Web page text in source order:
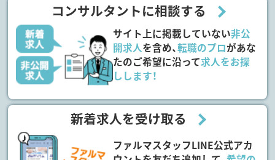
コンサルタントに相談する
サイト上に掲載していない非公
開求人を含め、転職のプロがあな
たのご希望に沿って求人をお探
しします！
新着求人を受け取る
ファルマスタッフLINE公式アカ